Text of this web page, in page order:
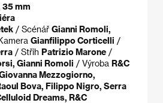
35 mm
/ Scénář Gianni Romoli,
Gianfilippo Corticelli /
/ Střih Patrizio Marone /
Gianni Romoli / Výroba R&C
Mezzogiorno,
Bova, Filippo Nigro, Serra
Dreams, R&C